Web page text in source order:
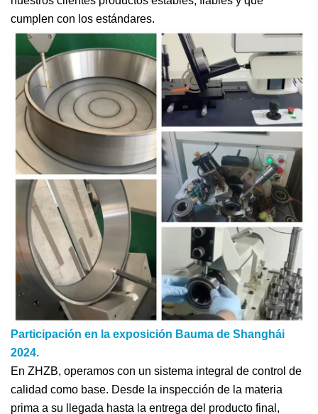
cumplen con los estándares.
Participación en la exposición Bauma de Shanghái
2024.
En ZHZB, operamos con un sistema integral de control de
calidad como base. Desde la inspección de la materia
prima a su llegada hasta la entrega del producto final,